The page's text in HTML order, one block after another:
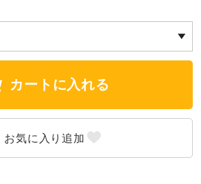
／レイン
ササイズ
カートに入れる